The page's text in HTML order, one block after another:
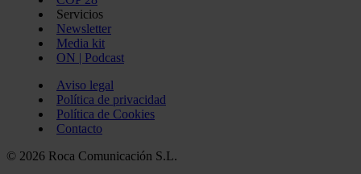
Servicios
Newsletter
Media kit
ON | Podcast
Aviso legal
Política de privacidad
Política de Cookies
Contacto
© 2026 Roca Comunicación S.L.